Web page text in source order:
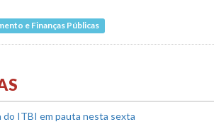
e Finanças Públicas
do ITBI em pauta nesta sexta